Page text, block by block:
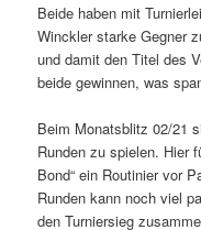
Beide haben mit
Winckler starke Gegner
und damit den Titel des
beide gewinnen, was
Beim Monatsblitz 02/21
Runden zu spielen. Hier
Bond“ ein Routinier vor
Runden kann noch viel
den Turniersieg